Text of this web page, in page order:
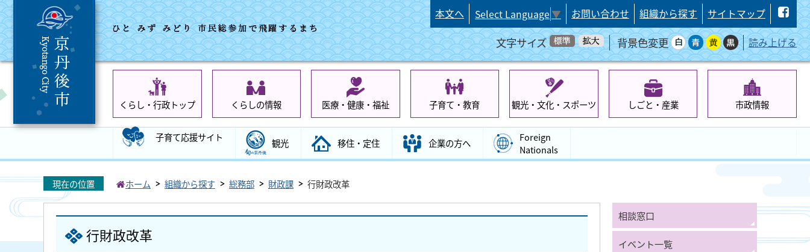
本文へ Select Language▼ お問い合わせ 組織から探す サイトマップ
文字サイズ 背景色変更 読み上げる
くらし・行政トップ くらしの情報 医療・健康・福祉 子育て・教育 観光・文化・スポーツ しごと・産業 市政情報
子育て応援サイト 観光 移住・定住 企業の方へ
Foreign
Nationals
現在の位置 ホーム 組織から探す 総務部 財政課 行財政改革
行財政改革
相談窓口
イベント一覧